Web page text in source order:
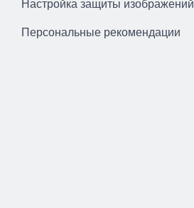
Персональные рекомендации